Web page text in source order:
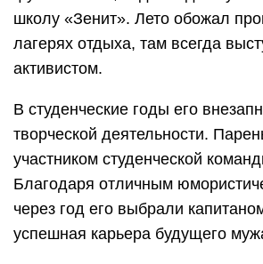
школу «Зенит». Лето обожал
лагерях отдыха, там всегда
активистом.
В студенческие годы его
творческой деятельности.
участником студенческой
Благодаря отличным
через год его выбрали
успешная карьера будущего